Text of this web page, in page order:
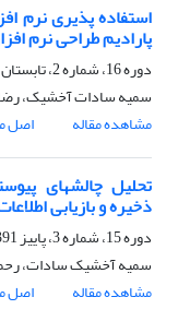
استفاده پذیری نرم
پارادیم طراحی نرم
دوره 16، شماره 2، تابستان 1392، صفحه
سمیه سادات آخشیک، رضا
مشاهده مقاله
اصل
ذخیره و بازیابی
دوره 15، شماره 3، پاییز 1391، صفحه
سمیه آخشیک سادات،
مشاهده مقاله
اصل